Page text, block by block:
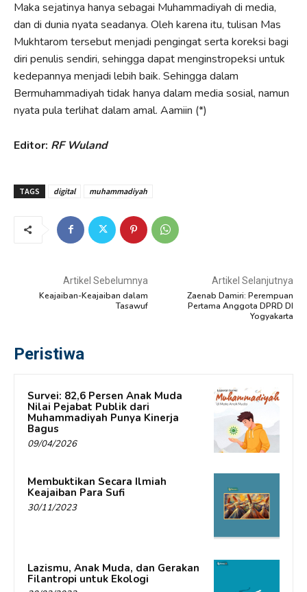
Maka sejatinya hanya sebagai Muhammadiyah di media,
dan di dunia nyata seadanya. Oleh karena itu, tulisan Mas
Mukhtarom tersebut menjadi pengingat serta koreksi bagi
diri penulis sendiri, sehingga dapat menginstropeksi untuk
kedepannya menjadi lebih baik. Sehingga dalam
Bermuhammadiyah tidak hanya dalam media sosial, namun
nyata pula terlihat dalam amal. Aamiin (*)
Editor: RF Wuland
TAGS digital muhammadiyah
Artikel Sebelumnya
Keajaiban-Keajaiban dalam
Tasawuf
Artikel Selanjutnya
Zaenab Damiri: Perempuan
Pertama Anggota DPRD DI
Yogyakarta
Peristiwa
Survei: 82,6 Persen Anak Muda
Nilai Pejabat Publik dari
Muhammadiyah Punya Kinerja
Bagus
09/04/2026
Membuktikan Secara Ilmiah
Keajaiban Para Sufi
30/11/2023
Lazismu, Anak Muda, dan Gerakan
Filantropi untuk Ekologi